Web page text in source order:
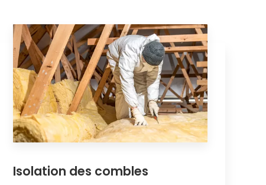
Isolation des combles